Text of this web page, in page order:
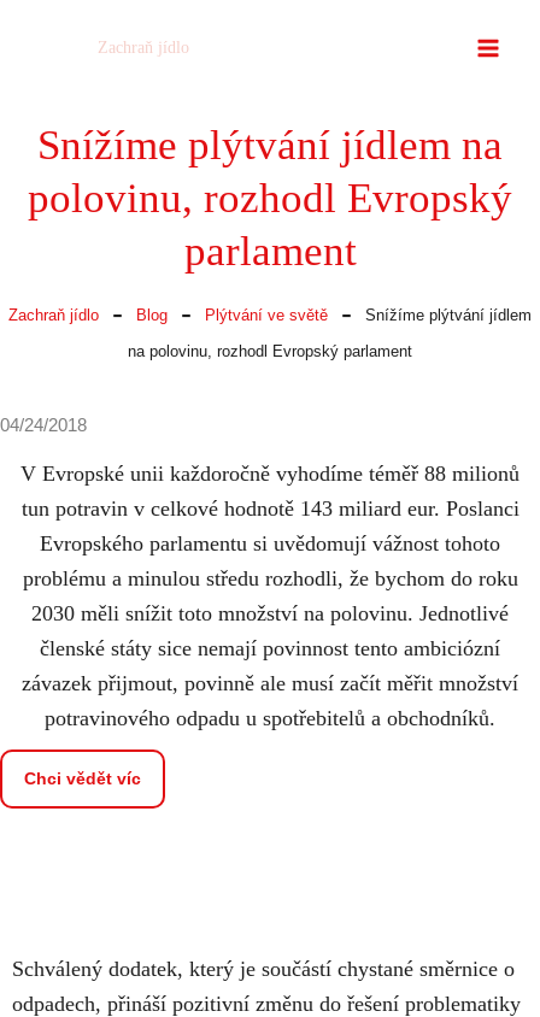
Zachraň jídlo
Snížíme plýtvání jídlem na
polovinu, rozhodl Evropský
parlament
Zachraň jídlo - Blog - Plýtvání ve světě -
Snížíme plýtvání jídlem
na polovinu, rozhodl Evropský parlament
04/24/2018
V Evropské unii každoročně vyhodíme téměř 88 milionů
tun potravin v celkové hodnotě 143 miliard eur. Poslanci
Evropského parlamentu si uvědomují vážnost tohoto
problému a minulou středu rozhodli, že bychom do roku
2030 měli snížit toto množství na polovinu. Jednotlivé
členské státy sice nemají povinnost tento ambiciózní
závazek přijmout, povinně ale musí začít měřit množství
potravinového odpadu u spotřebitelů a obchodníků.
Chci vědět víc
Schválený dodatek, který je součástí chystané směrnice o
odpadech, přináší pozitivní změnu do řešení problematiky